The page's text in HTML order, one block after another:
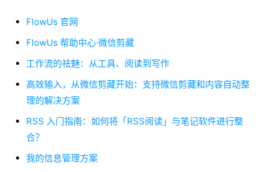
FlowUs 官网
FlowUs 帮助中心·微信剪藏
工作流的祛魅：从工具、阅读到写作
高效输入，从微信剪藏开始：支持微信剪藏和内容自动整
理的解决方案
RSS 入门指南：如何将「RSS阅读」与笔记软件进行整
合？
我的信息管理方案